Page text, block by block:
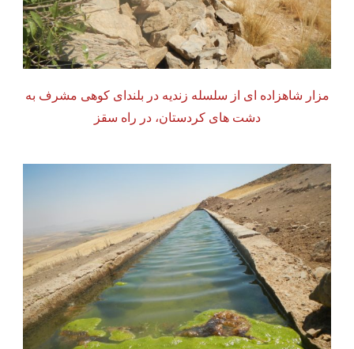
مزار شاهزاده ای از سلسله زندیه در بلندای کوهی مشرف به
دشت های کردستان، در راه سقز